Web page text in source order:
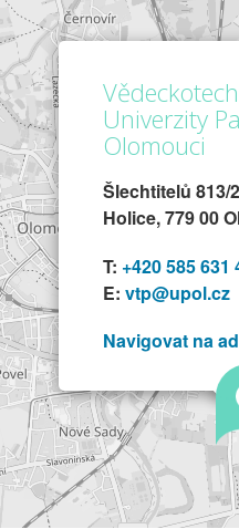
Univerzity
Olomouci
Šlechtitelů 813/
Holice, 779 00
T: +420 585 631
E: vtp@upol.cz
Navigovat na